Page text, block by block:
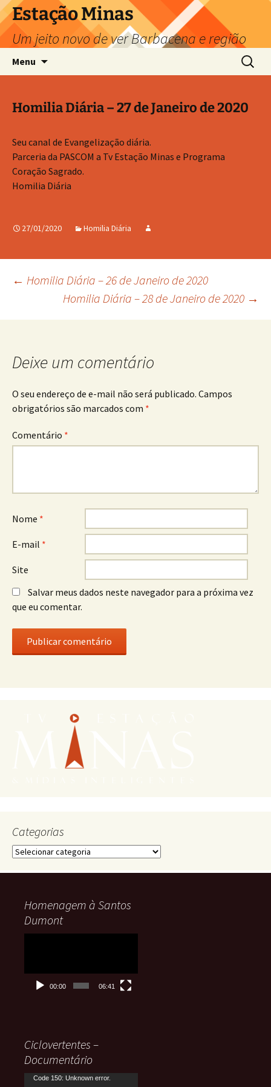
Pular
para
o
conteúdo
Estação Minas
Um jeito novo de ver Barbacena e região
Menu
por:
Homilia Diária – 27 de Janeiro de 2020
Seu canal de Evangelização diária.
Parceria da PASCOM a Tv Estação Minas e Programa
Coração Sagrado.
Homilia Diária
27/01/2020 Homilia Diária
Navegação
de
posts
← Homilia Diária – 26 de Janeiro de 2020
Homilia Diária – 28 de Janeiro de 2020 →
Deixe um comentário
O seu endereço de e-mail não será publicado. Campos
obrigatórios são marcados com *
Comentário *
Nome *
E-mail *
Site
Salvar meus dados neste navegador para a próxima vez
que eu comentar.
Categorias
Categorias
Homenagem à Santos
Dumont
00:00 06:41
Ciclovertentes –
Documentário
Tocador
Code 150: Unknown error.